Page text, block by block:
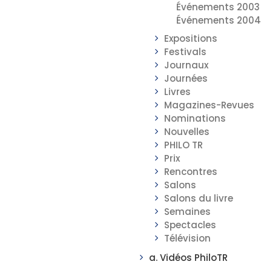
Événements 2003
Événements 2004
Expositions
Festivals
Journaux
Journées
Livres
Magazines-Revues
Nominations
Nouvelles
PHILO TR
Prix
Rencontres
Salons
Salons du livre
Semaines
Spectacles
Télévision
a. Vidéos PhiloTR